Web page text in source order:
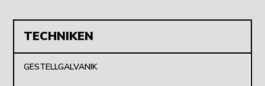
TECHNIKEN
GESTELLGALVANIK